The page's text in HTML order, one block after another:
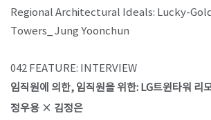
Regional Architectural Ideals: Lucky-
Towers_ Jung Yoonchun
042 FEATURE: INTERVIEW
임직원에 의한, 임직원을 위한: LG트윈타워 리
정우용 × 김정은